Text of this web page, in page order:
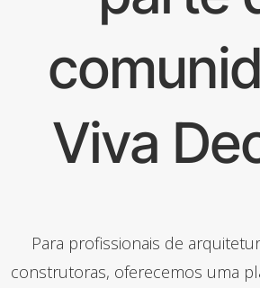
Viva
Para profissionais de
construtoras, oferecemos uma